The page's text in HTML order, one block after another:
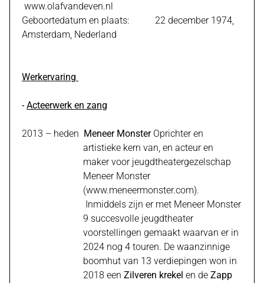
www.olafvandeven.nl
Geboortedatum en plaats: 22 december 1974,
Amsterdam, Nederland
Werkervaring
-Acteerwerk en zang
2013 – heden Meneer Monster Oprichter en
artistieke kern van, en acteur en
maker voor jeugdtheatergezelschap
Meneer Monster
(www.meneermonster.com).
Inmiddels zijn er met Meneer Monster
9 succesvolle jeugdtheater
voorstellingen gemaakt waarvan er in
2024 nog 4 touren. De waanzinnige
boomhut van 13 verdiepingen won in
2018 een Zilveren krekel en de Zapp